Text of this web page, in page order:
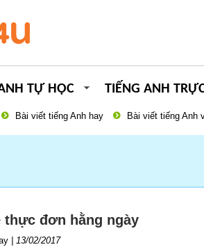
TỰ HỌC TIẾNG ANH
Bài viết tiếng Anh hay Bài viết tiếng Anh
thực đơn hằng ngày
13/02/2017